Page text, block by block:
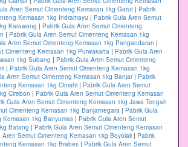
Aren Semut Cimenteng Kemasan 1kg Garut | Pabrik
Kemasan 1kg Indramayu | Pabrik Gula Aren Semut
Karawang | Pabrik Gula Aren Semut Cimenteng
| Pabrik Gula Aren Semut Cimenteng Kemasan 1kg
Aren Semut Cimenteng Kemasan 1kg Pangandaran |
Cimenteng Kemasan 1kg Purwakarta | Pabrik Gula Aren
1kg Subang | Pabrik Gula Aren Semut Cimenteng
| Pabrik Gula Aren Semut Cimenteng Kemasan 1kg
Aren Semut Cimenteng Kemasan 1kg Banjar| Pabrik
Kemasan 1kg Cimahi | Pabrik Gula Aren Semut
Cirebon | Pabrik Gula Aren Semut Cimenteng Kemasan
Gula Aren Semut Cimenteng Kemasan 1kg Jawa Tengah
Cimenteng Kemasan 1kg Banjarnegara | Pabrik Gula
Kemasan 1kg Banyumas | Pabrik Gula Aren Semut
Batang | Pabrik Gula Aren Semut Cimenteng Kemasan
Aren Semut Cimenteng Kemasan 1kg Boyolali | Pabrik
Kemasan 1kg Brebes | Pabrik Gula Aren Semut